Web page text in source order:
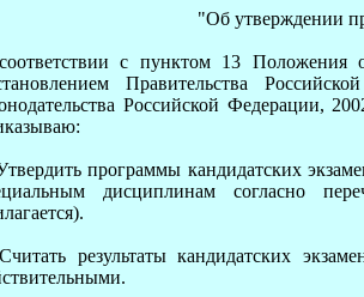
"Об утверждении
с пунктом 13 Положения
Правительства
Российской Федерации,
программы кандидатских
дисциплинам согласно
результаты кандидатских